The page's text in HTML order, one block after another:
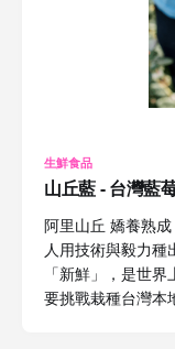
生鮮食品
山丘藍 - 台灣藍
阿里山丘 嬌養熟
人用技術與毅力種
「新鮮」，是世
要挑戰栽種台灣本